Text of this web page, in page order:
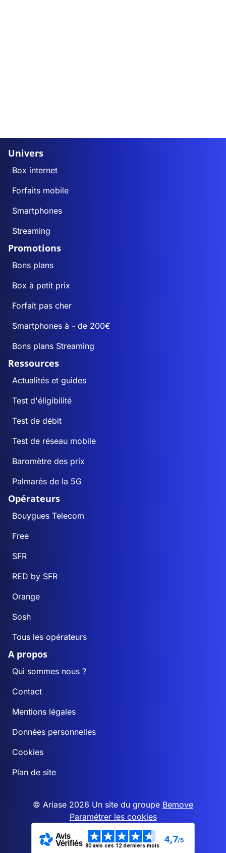
Univers
Box internet
Forfaits mobile
Smartphones
Streaming
Promotions
Bons plans
Box à petit prix
Forfait pas cher
Smartphones à - de 200€
Bons plans Streaming
Ressources
Actualités et guides
Test d'éligibilité
Test de débit
Test de réseau mobile
Baromètre des prix
Palmarès de la 5G
Opérateurs
Bouygues Telecom
Free
SFR
RED by SFR
Orange
Sosh
Tous les opérateurs
A propos
Qui sommes nous ?
Contact
Mentions légales
Données personnelles
Cookies
Plan de site
© Ariase 2026 Un site du groupe Bemove
Paramétrer les cookies
80 avis ces 12 derniers mois
4,7/5